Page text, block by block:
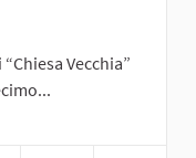
Vecchia”